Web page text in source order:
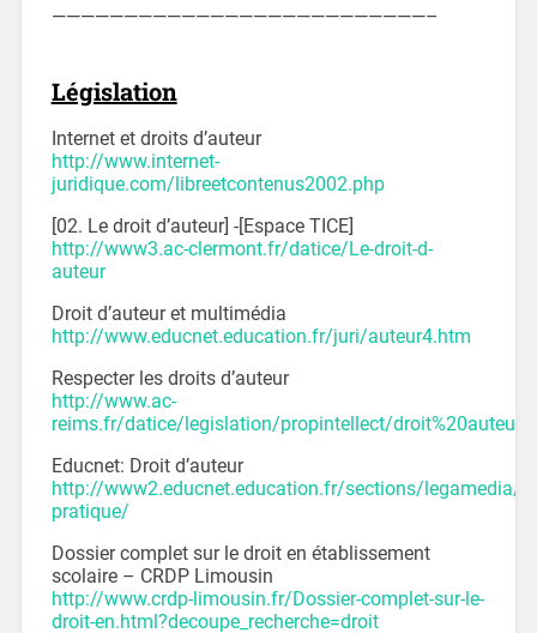
——————————————————————————–
Législation
Internet et droits d’auteur
http://www.internet-
juridique.com/libreetcontenus2002.php
[02. Le droit d’auteur] -[Espace TICE]
http://www3.ac-clermont.fr/datice/Le-droit-d-
auteur
Droit d’auteur et multimédia
http://www.educnet.education.fr/juri/auteur4.htm
Respecter les droits d’auteur
http://www.ac-
reims.fr/datice/legislation/propintellect/droit%20auteur/
Educnet: Droit d’auteur
http://www2.educnet.education.fr/sections/legamedia/
pratique/
Dossier complet sur le droit en établissement
scolaire – CRDP Limousin
http://www.crdp-limousin.fr/Dossier-complet-sur-le-
droit-en.html?decoupe_recherche=droit